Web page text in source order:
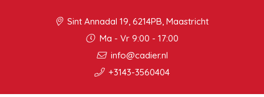
Sint Annadal 19, 6214PB, Maastricht
Ma - Vr 9:00 - 17:00
info@cadier.nl
+3143-3560404